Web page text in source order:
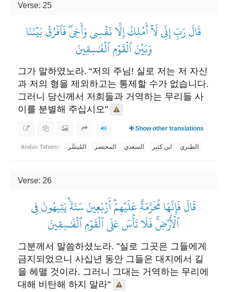
Verse: 25
قَالَ رَبِّ إِنِّي لَآ أَمۡلِكُ إِلَّا نَفۡسِي وَأَخِيۖ فَٱفۡرُقۡ بَيۡنَنَا
وَبَيۡنَ ٱلۡقَوۡمِ ٱلۡفَٰسِقِينَ
그가 말하였노라. “저의 주님! 실로 저는 저 자신
과 저의 형을 제외하고는 통제할 수가 없습니다.
그러니 당신께서 저희들과 거역하는 무리들 사
이를 분별해 주십시오"
Show other translations
Arabic Tafsirs: المُيسَّر المختصر السعدي ابن كثير الطبري
Verse: 26
قَالَ فَإِنَّهَا مُحَرَّمَةٌ عَلَيۡهِمۡۛ أَرۡبَعِينَ سَنَةٗۛ يَتِيهُونَ فِي
ٱلۡأَرۡضِۚ فَلَا تَأۡسَ عَلَى ٱلۡقَوۡمِ ٱلۡفَٰسِقِينَ
그분께서 말씀하셨노라. "실로 그곳은 그들에게
금지되었으니 사십년 동안 그들은 대지에서 길
을 헤맬 것이라. 그러니 그대는 거역하는 무리에
대해 비탄해 하지 말라"